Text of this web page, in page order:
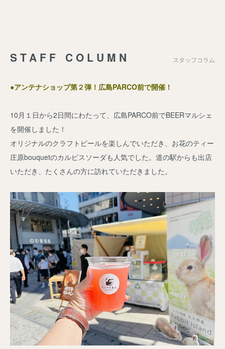
STAFF COLUMN スタッフコラム
●アンテナショップ第２弾！広島PARCO前で開催！
10月１日から2日間にわたって、広島PARCO前でBEERマルシェ
を開催しました！
オリジナルのクラフトビールを楽しんでいただき、お花のティー
庄原bouquetのカルピスソーダも人気でした。道の駅からも出店
いただき、たくさんの方に訪れていただきました。